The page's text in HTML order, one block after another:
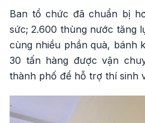
Ban tổ chức đã chuẩn bị
sức; 2.600 thùng nước tăng
cùng nhiều phần quà, bánh
30 tấn hàng được vận
thành phố để hỗ trợ thí sinh